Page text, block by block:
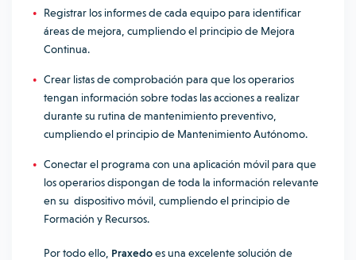
Registrar los informes de cada equipo para identificar
áreas de mejora, cumpliendo el principio de Mejora
Continua.
Crear listas de comprobación para que los operarios
tengan información sobre todas las acciones a realizar
durante su rutina de mantenimiento preventivo,
cumpliendo el principio de Mantenimiento Autónomo.
Conectar el programa con una aplicación móvil para que
los operarios dispongan de toda la información relevante
en su dispositivo móvil, cumpliendo el principio de
Formación y Recursos.
Por todo ello, Praxedoes una excelente solución de